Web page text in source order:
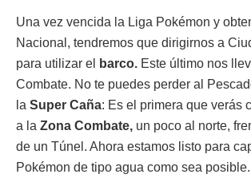
Una vez vencida la Liga Pokémon y
Nacional, tendremos que dirigirnos a
para utilizar el
barco. Este último nos
Combate. No te puedes perder al
la Super Caña: Es el primera que verás
a la Zona Combate, un poco al norte,
de un Túnel. Ahora estamos listo para
Pokémon de tipo agua como sea posible.